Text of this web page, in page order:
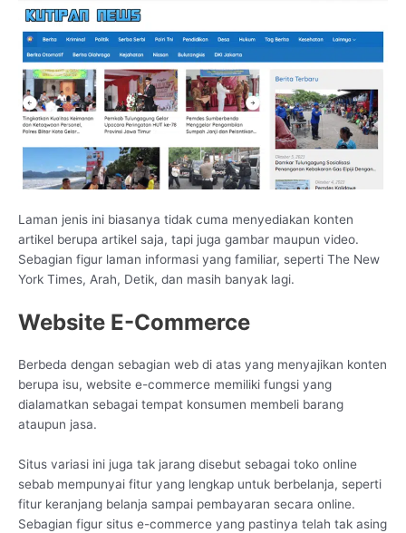
Laman jenis ini biasanya tidak cuma menyediakan konten
artikel berupa artikel saja, tapi juga gambar maupun video.
Sebagian figur laman informasi yang familiar, seperti The New
York Times, Arah, Detik, dan masih banyak lagi.
Website E-Commerce
Berbeda dengan sebagian web di atas yang menyajikan konten
berupa isu, website e-commerce memiliki fungsi yang
dialamatkan sebagai tempat konsumen membeli barang
ataupun jasa.
Situs variasi ini juga tak jarang disebut sebagai toko online
sebab mempunyai fitur yang lengkap untuk berbelanja, seperti
fitur keranjang belanja sampai pembayaran secara online.
Sebagian figur situs e-commerce yang pastinya telah tak asing